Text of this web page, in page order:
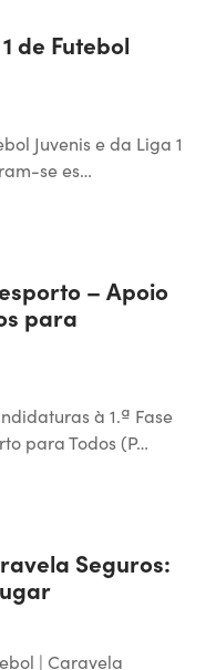
de Futebol
Juvenis e da Liga 1
se es…
– Apoio
para
à 1.ª Fase
para Todos (P…
Seguros:
| Caravela